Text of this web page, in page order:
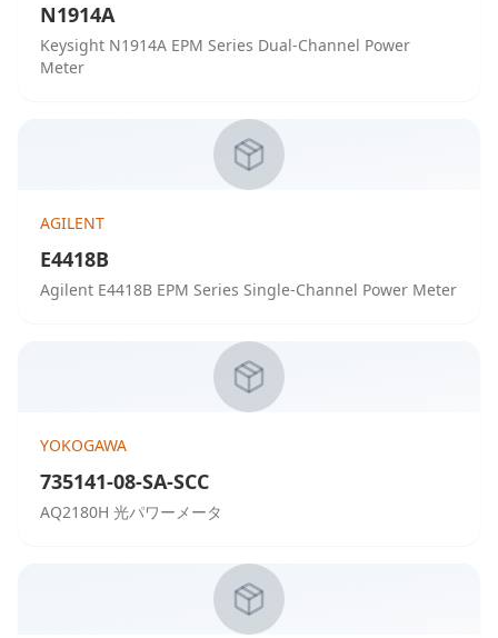
N1914A
Keysight N1914A EPM Series Dual-Channel Power
Meter
AGILENT
E4418B
Agilent E4418B EPM Series Single-Channel Power Meter
YOKOGAWA
735141-08-SA-SCC
AQ2180H 光パワーメータ